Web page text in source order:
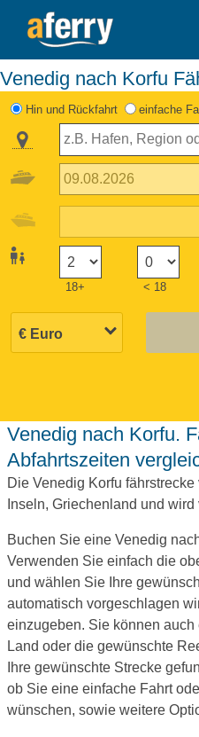
Venedig nach Korfu
Hin und Rückfahrt einfache
18+ < 18
Venedig nach Korfu. Fähren, Preise und
Abfahrtszeiten
Die Venedig Korfu
Inseln, Griechenland und
Buchen Sie eine Venedig
Verwenden Sie einfach die
und wählen Sie Ihre
automatisch vorgeschlagen
einzugeben. Sie können
Land oder die gewünschte
Ihre gewünschte Strecke
ob Sie eine einfache Fahrt
wünschen, sowie weitere